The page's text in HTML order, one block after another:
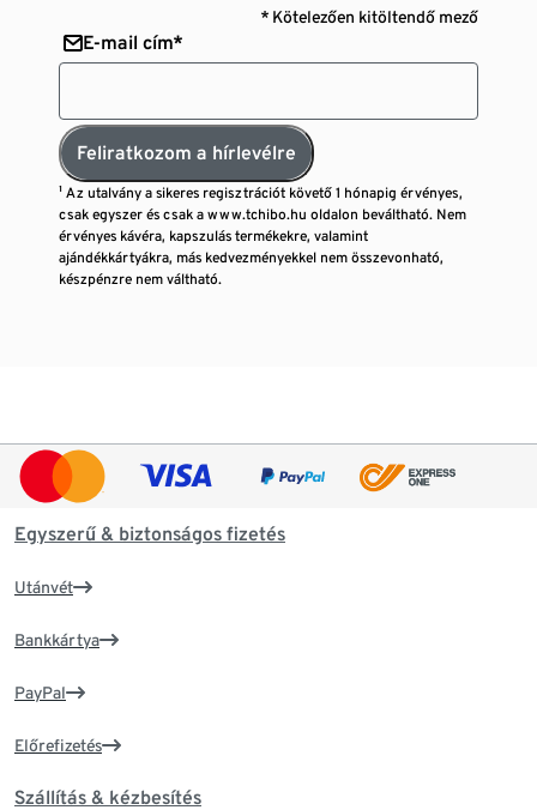
* Kötelezően kitöltendő mező
E-mail cím*
Feliratkozom a hírlevélre
¹ Az utalvány a sikeres regisztrációt követő 1 hónapig érvényes,
csak egyszer és csak a www.tchibo.hu oldalon beváltható. Nem
érvényes kávéra, kapszulás termékekre, valamint
ajándékkártyákra, más kedvezményekkel nem összevonható,
készpénzre nem váltható.
Egyszerű & biztonságos fizetés
Utánvét
Bankkártya
PayPal
Előrefizetés
Szállítás & kézbesítés